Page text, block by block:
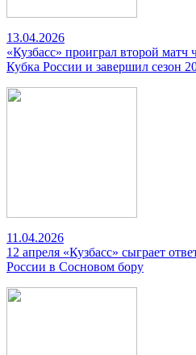
13.04.2026
«Кузбасс» проиграл второй матч
Кубка России и завершил сезон
11.04.2026
12 апреля «Кузбасс» сыграет
России в Сосновом бору